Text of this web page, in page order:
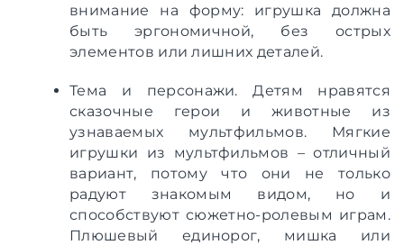
внимание на форму: игрушка должна
быть эргономичной, без острых
элементов или лишних деталей.
Тема и персонажи. Детям нравятся
сказочные герои и животные из
узнаваемых мультфильмов. Мягкие
игрушки из мультфильмов – отличный
вариант, потому что они не только
радуют знакомым видом, но и
способствуют сюжетно-ролевым играм.
Плюшевый единорог, мишка или